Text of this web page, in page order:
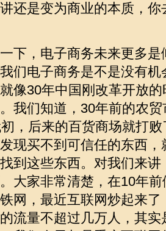
还是变为商业的本质，
，电子商务未来更多是
们电子商务是不是没有机
像30年中国刚改革开放
我们知道，30年前的农
，后来的百货商场就打
现买不到可信任的东西
到这些东西。对我们来
大家非常清楚，在10年
网，最近互联网炒起来
流量不超过几万人，其